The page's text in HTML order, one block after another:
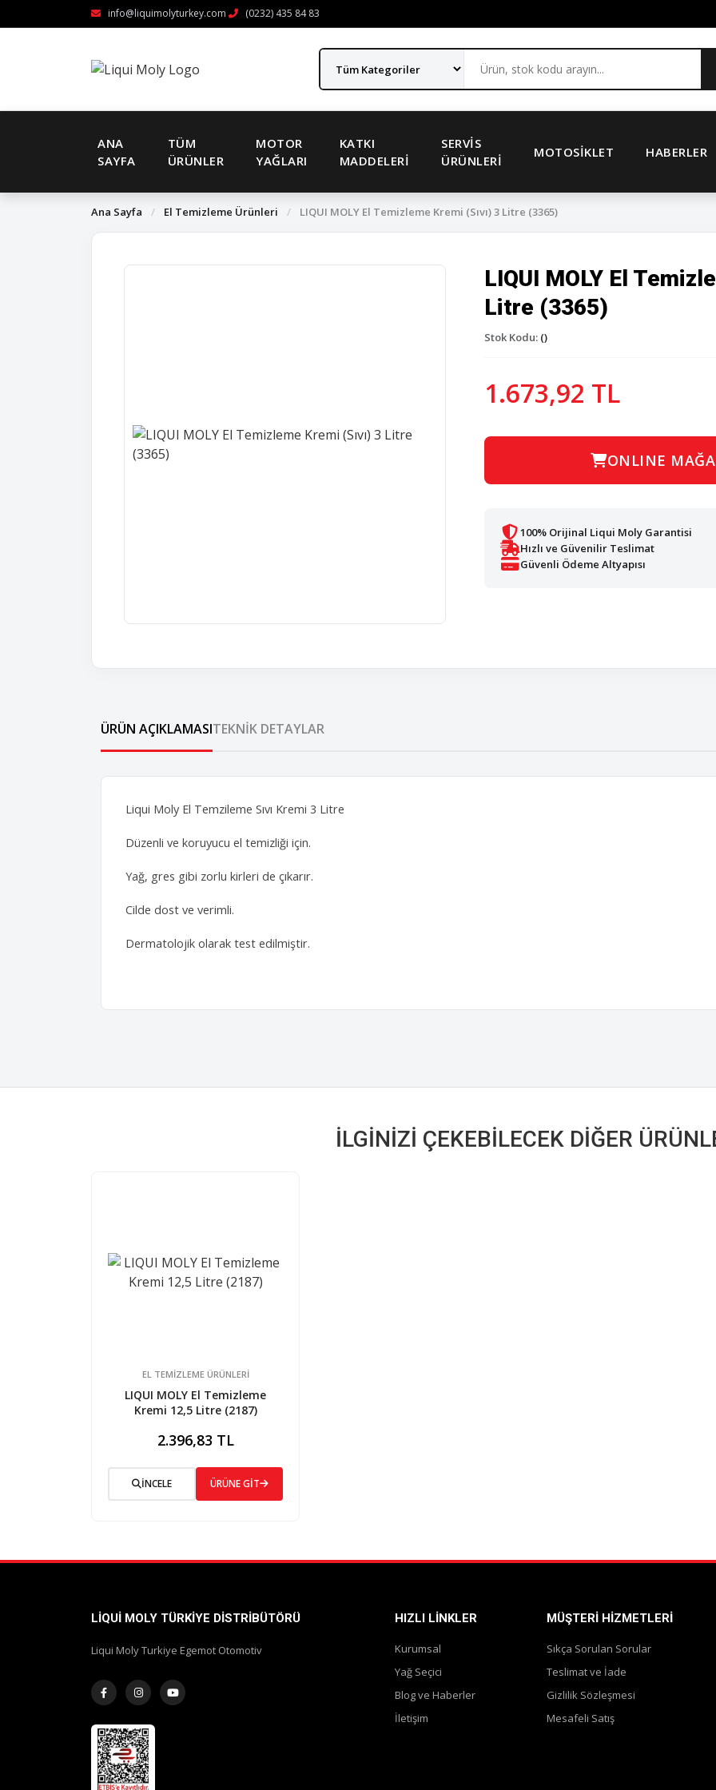
info@liquimolyturkey.com (0232) 435 84 83
ANA
SAYFA
TÜM
ÜRÜNLER
MOTOR
YAĞLARI
KATKI
MADDELERI
SERVIS
ÜRÜNLERI
MOTOSIKLET HABERLER
Ana Sayfa / El Temizleme Ürünleri / LIQUI MOLY El Temizleme Kremi (Sıvı) 3 Litre (3365)
LIQUI MOLY El
Litre (3365)
Stok Kodu: ()
1.673,92 TL
ONLINE
100% Orijinal Liqui Moly Garantisi
Hızlı ve Güvenilir Teslimat
Güvenli Ödeme Altyapısı
ÜRÜN AÇIKLAMASITEKNIK DETAYLAR
Liqui Moly El Temzileme Sıvı Kremi 3 Litre
Düzenli ve koruyucu el temizliği için.
Yağ, gres gibi zorlu kirleri de çıkarır.
Cilde dost ve verimli.
Dermatolojik olarak test edilmiştir.
İLGINIZI ÇEKEBILECEK DIĞER
EL TEMIZLEME ÜRÜNLERI
LIQUI MOLY El Temizleme
Kremi 12,5 Litre (2187)
2.396,83 TL
İNCELE ÜRÜNE GİT
LIQUI MOLY TÜRKIYE DISTRIBÜTÖRÜ
Liqui Moly Turkiye Egemot Otomotiv
HIZLI LINKLER
Kurumsal
Yağ Seçici
Blog ve Haberler
İletişim
MÜŞTERI HIZMETLERI
Sıkça Sorulan Sorular
Teslimat ve İade
Gizlilik Sözleşmesi
Mesafeli Satış